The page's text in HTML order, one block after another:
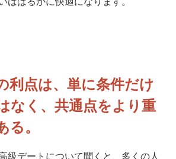
利点は、単に条件だけ
なく、共通点をより重
。
級デートについて聞くと、多くの人